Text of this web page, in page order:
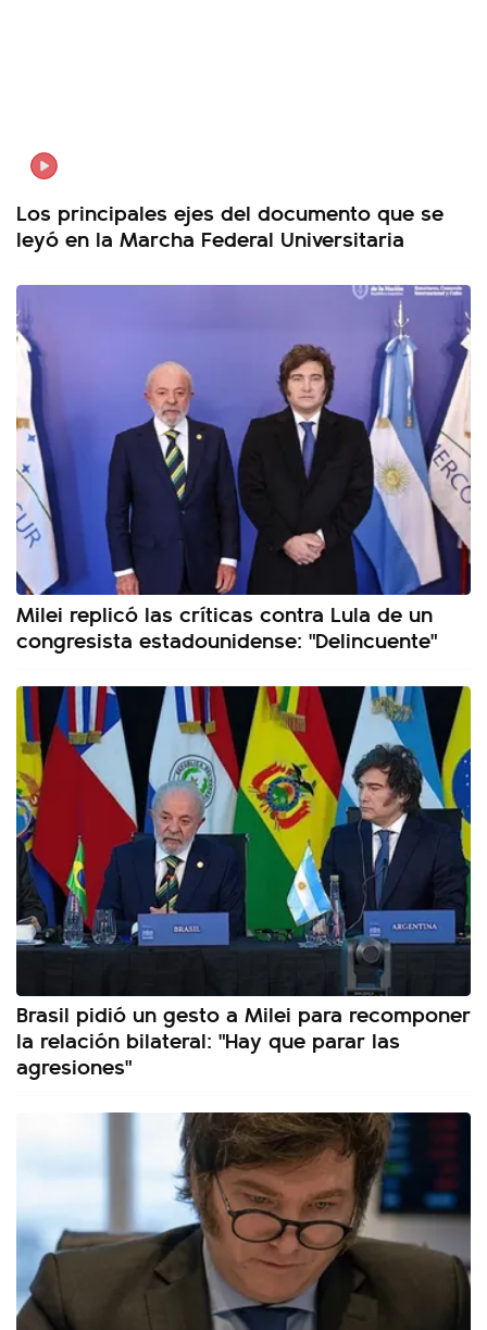
Los principales ejes del documento que se
leyó en la Marcha Federal Universitaria
Milei replicó las críticas contra Lula de un
congresista estadounidense: "Delincuente"
Brasil pidió un gesto a Milei para recomponer
la relación bilateral: "Hay que parar las
agresiones"